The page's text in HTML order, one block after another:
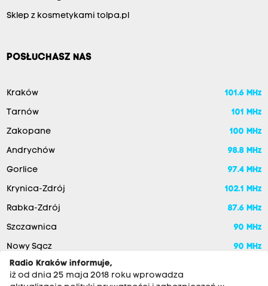
Sklep z kosmetykami tolpa.pl
POSŁUCHASZ NAS
Kraków 101.6 MHz
Tarnów 101 MHz
Zakopane 100 MHz
Andrychów 98.8 MHz
Gorlice 97.4 MHz
Krynica-Zdrój 102.1 MHz
Rabka-Zdrój 87.6 MHz
Szczawnica 90 MHz
Nowy Sącz
90 MHz
Radio Kraków informuje,
iż od dnia 25 maja 2018 roku wprowadza